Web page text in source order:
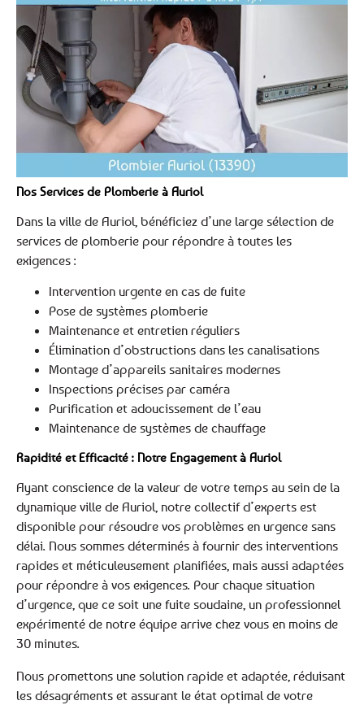
Nos Services de Plomberie à Auriol
Dans la ville de Auriol, bénéficiez d’une large sélection de
services de plomberie pour répondre à toutes les
exigences :
Intervention urgente en cas de fuite
Pose de systèmes plomberie
Maintenance et entretien réguliers
Élimination d’obstructions dans les canalisations
Montage d’appareils sanitaires modernes
Inspections précises par caméra
Purification et adoucissement de l’eau
Maintenance de systèmes de chauffage
Rapidité et Efficacité : Notre Engagement à Auriol
Ayant conscience de la valeur de votre temps au sein de la
dynamique ville de Auriol, notre collectif d’experts est
disponible pour résoudre vos problèmes en urgence sans
délai. Nous sommes déterminés à fournir des interventions
rapides et méticuleusement planifiées, mais aussi adaptées
pour répondre à vos exigences. Pour chaque situation
d’urgence, que ce soit une fuite soudaine, un professionnel
expérimenté de notre équipe arrive chez vous en moins de
30 minutes.
Nous promettons une solution rapide et adaptée, réduisant
les désagréments et assurant le état optimal de votre